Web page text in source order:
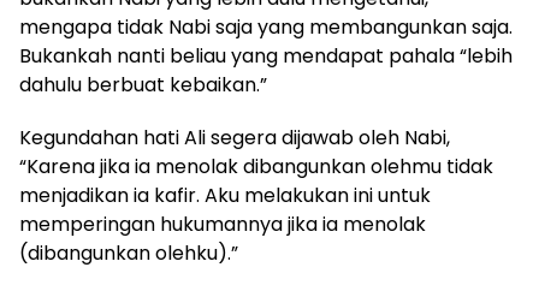
mengapa tidak Nabi saja yang membangunkan saja.
Bukankah nanti beliau yang mendapat pahala “lebih
dahulu berbuat kebaikan.”
Kegundahan hati Ali segera dijawab oleh Nabi,
“Karena jika ia menolak dibangunkan olehmu tidak
menjadikan ia kafir. Aku melakukan ini untuk
memperingan hukumannya jika ia menolak
(dibangunkan olehku).”